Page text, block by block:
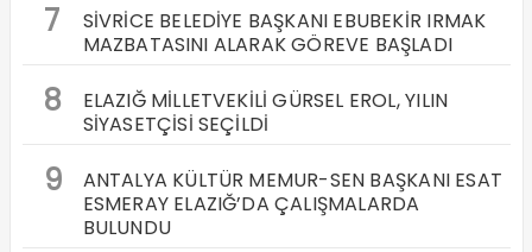
7
SİVRİCE BELEDİYE BAŞKANI EBUBEKİR IRMAK
MAZBATASINI ALARAK GÖREVE BAŞLADI
8
ELAZIĞ MİLLETVEKİLİ GÜRSEL EROL, YILIN
SİYASETÇİSİ SEÇİLDİ
9
ANTALYA KÜLTÜR MEMUR-SEN BAŞKANI ESAT
ESMERAY ELAZIĞ’DA ÇALIŞMALARDA
BULUNDU